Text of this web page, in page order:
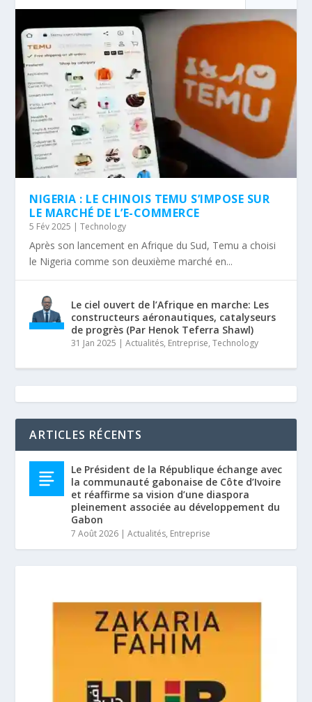
NIGERIA : LE CHINOIS TEMU S’IMPOSE SUR
LE MARCHÉ DE L’E-COMMERCE
5 Fév 2025 |Technology
Après son lancement en Afrique du Sud, Temu a choisi
le Nigeria comme son deuxième marché en...
Le ciel ouvert de l’Afrique en marche: Les
constructeurs aéronautiques, catalyseurs
de progrès (Par Henok Teferra Shawl)
31 Jan 2025 |Actualités, Entreprise,Technology
ARTICLES RÉCENTS
Le Président de la République échange avec
la communauté gabonaise de Côte d’Ivoire
et réaffirme sa vision d’une diaspora
pleinement associée au développement du
Gabon
7 Août 2026 |Actualités, Entreprise